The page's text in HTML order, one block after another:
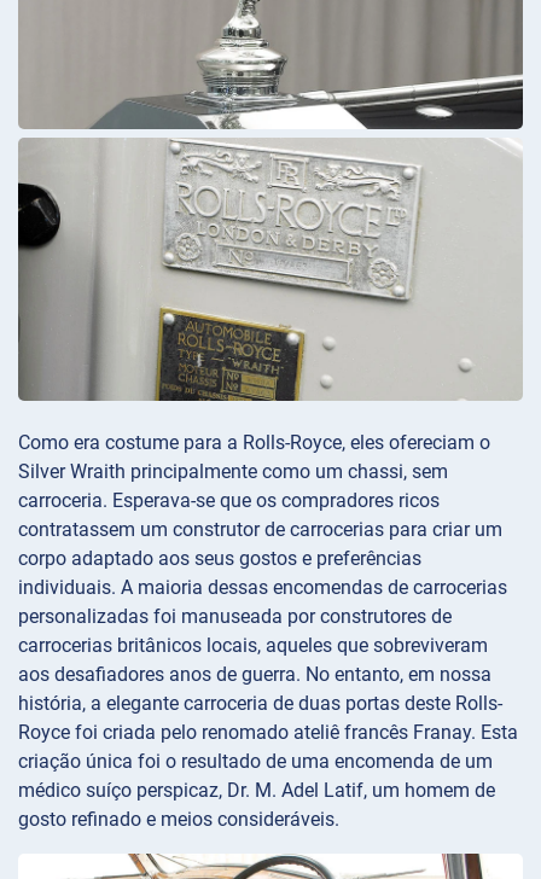
Como era costume para a Rolls-Royce, eles ofereciam o
Silver Wraith principalmente como um chassi, sem
carroceria. Esperava-se que os compradores ricos
contratassem um construtor de carrocerias para criar um
corpo adaptado aos seus gostos e preferências
individuais. A maioria dessas encomendas de carrocerias
personalizadas foi manuseada por construtores de
carrocerias britânicos locais, aqueles que sobreviveram
aos desafiadores anos de guerra. No entanto, em nossa
história, a elegante carroceria de duas portas deste Rolls-
Royce foi criada pelo renomado ateliê francês Franay. Esta
criação única foi o resultado de uma encomenda de um
médico suíço perspicaz, Dr. M. Adel Latif, um homem de
gosto refinado e meios consideráveis.